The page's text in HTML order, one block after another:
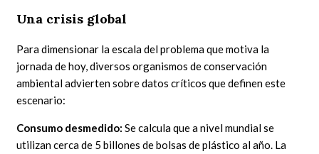
Una crisis global
Para dimensionar la escala del problema que motiva la
jornada de hoy, diversos organismos de conservación
ambiental advierten sobre datos críticos que definen este
escenario:
Consumo desmedido: Se calcula que a nivel mundial se
utilizan cerca de 5 billones de bolsas de plástico al año. La